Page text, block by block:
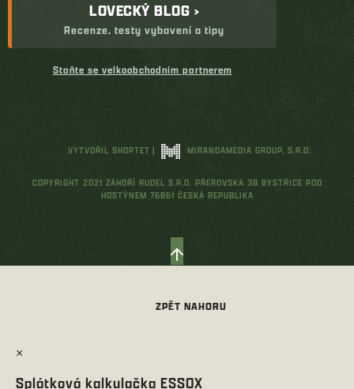
LOVECKÝ BLOG ›
Recenze, testy vybavení a tipy
Staňte se velkoobchodním partnerem
VYTVOŘIL SHOPTET | MIRANDAMEDIA GROUP, S.R.O.
COPYRIGHT 2021 ZÁHOŘÍ RUDEL S.R.O. PŘEROVSKÁ 38 BYSTŘICE POD
HOSTÝNEM 76861 ČESKÁ REPUBLIKA
×
Splátková kalkulačka ESSOX